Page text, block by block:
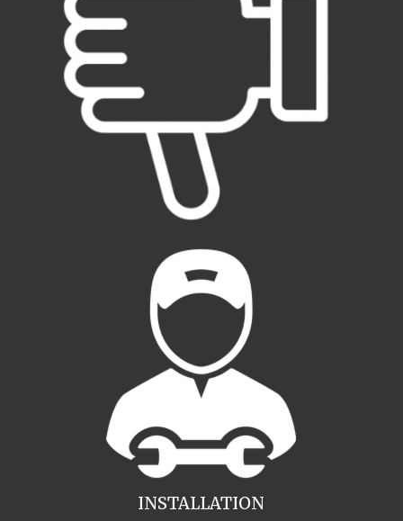
INSTALLATION